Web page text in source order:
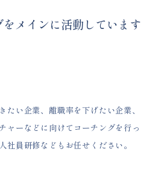
メインに活動しています
たい企業、離職率を下げたい企業、
ャーなどに向けてコーチングを行っ
社員研修などもお任せください。